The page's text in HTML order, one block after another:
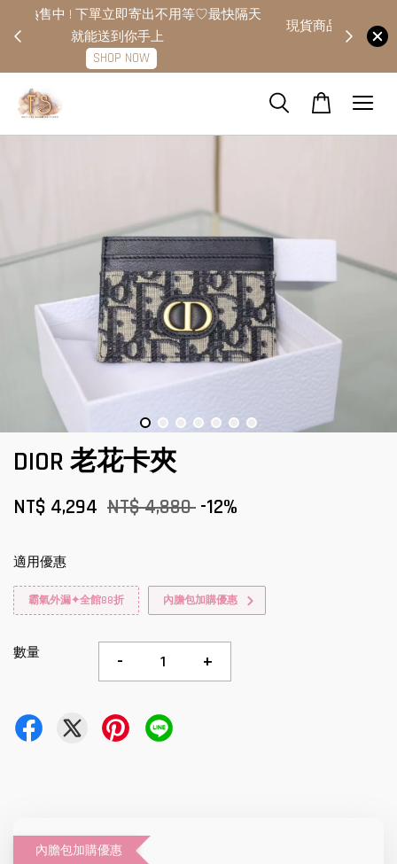
現貨商品下單24H內寄出?數量各一趕緊下單
點擊查看款式
DIOR 老花卡夾
NT$ 4,294 NT$ 4,880 -12%
適用優惠
霸氣外漏✦全館88折 內膽包加購優惠
數量 - +
內膽包加購優惠